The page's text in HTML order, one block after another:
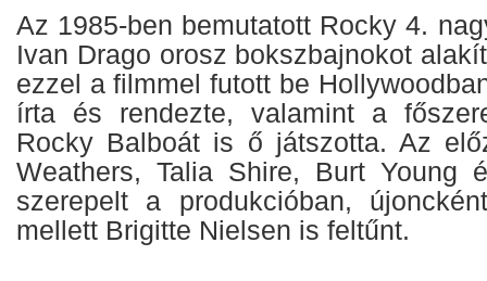
Az 1985-ben bemutatott Rocky 4.
Ivan Drago orosz bokszbajnokot
ezzel a filmmel futott be
írta és rendezte, valamint a
Rocky Balboát is ő játszotta. Az
Weathers, Talia Shire, Burt Young
szerepelt a produkcióban,
mellett Brigitte Nielsen is feltűnt.